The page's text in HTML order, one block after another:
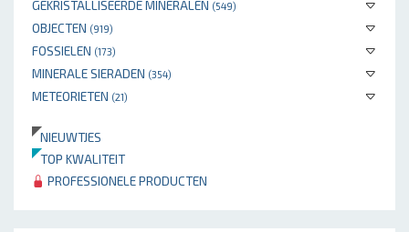
GEKRISTALLISEERDE MINERALEN (549)
OBJECTEN (919)
FOSSIELEN (173)
MINERALE SIERADEN (354)
METEORIETEN (21)
NIEUWTJES
TOP KWALITEIT
PROFESSIONELE PRODUCTEN